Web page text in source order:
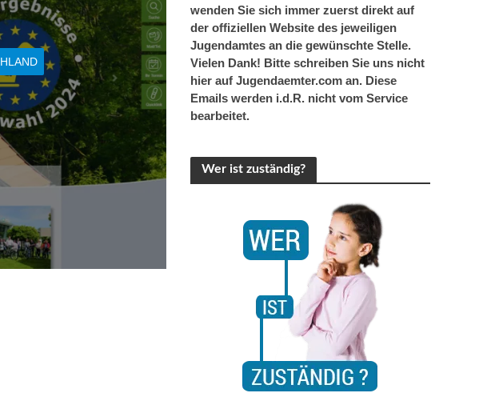
wenden Sie sich immer zuerst direkt auf
der offiziellen Website des jeweiligen
Jugendamtes an die gewünschte Stelle.
Vielen Dank! Bitte schreiben Sie uns nicht
hier auf Jugendaemter.com an. Diese
Emails werden i.d.R. nicht vom Service
bearbeitet.
Wer ist zuständig?